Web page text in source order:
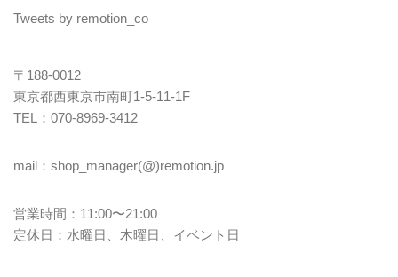
Tweets by remotion_co
〒188-0012
東京都西東京市南町1-5-11-1F
TEL：070-8969-3412
mail：shop_manager(@)remotion.jp
営業時間：11:00〜21:00
定休日：水曜日、木曜日、イベント日